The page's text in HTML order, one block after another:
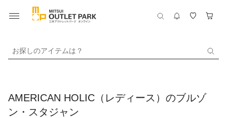
お探しのアイテムは？
AMERICAN HOLIC（レディース）のブルゾ
ン・スタジャン